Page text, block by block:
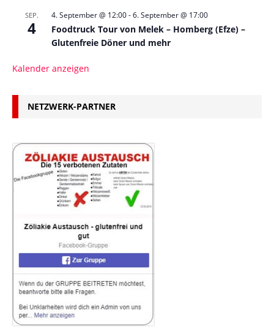
SEP.
4
4. September @ 12:00-6. September @ 17:00
Foodtruck Tour von Melek – Homberg (Efze) –
Glutenfreie Döner und mehr
Kalender anzeigen
NETZWERK-PARTNER